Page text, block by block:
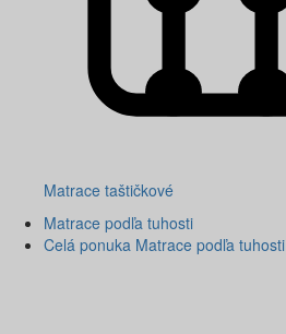
Matrace taštičkové
Matrace podľa tuhosti
Celá ponuka Matrace podľa tuhosti